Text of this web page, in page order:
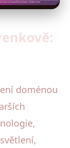
doménou